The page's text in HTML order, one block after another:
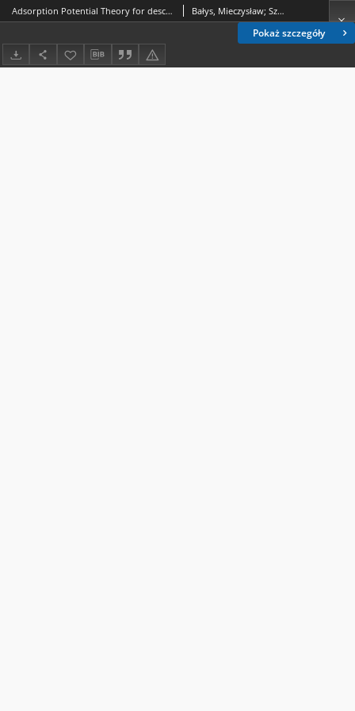
Pokaż szczegóły
Adsorption Potential Theory for description of n-butane adsorption on activated carbon Bałys, Mieczysław; Szczurowski, Jakub; Czepirski, Leszek; Kochel, Marek